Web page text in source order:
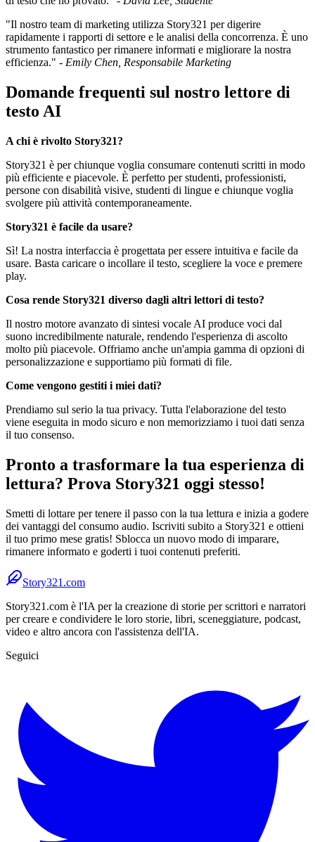
"Il nostro team di marketing utilizza Story321 per digerire
rapidamente i rapporti di settore e le analisi della concorrenza. È uno
strumento fantastico per rimanere informati e migliorare la nostra
efficienza." - Emily Chen, Responsabile Marketing
Domande frequenti sul nostro lettore di
testo AI
A chi è rivolto Story321?
Story321 è per chiunque voglia consumare contenuti scritti in modo
più efficiente e piacevole. È perfetto per studenti, professionisti,
persone con disabilità visive, studenti di lingue e chiunque voglia
svolgere più attività contemporaneamente.
Story321 è facile da usare?
Sì! La nostra interfaccia è progettata per essere intuitiva e facile da
usare. Basta caricare o incollare il testo, scegliere la voce e premere
play.
Cosa rende Story321 diverso dagli altri lettori di testo?
Il nostro motore avanzato di sintesi vocale AI produce voci dal
suono incredibilmente naturale, rendendo l'esperienza di ascolto
molto più piacevole. Offriamo anche un'ampia gamma di opzioni di
personalizzazione e supportiamo più formati di file.
Come vengono gestiti i miei dati?
Prendiamo sul serio la tua privacy. Tutta l'elaborazione del testo
viene eseguita in modo sicuro e non memorizziamo i tuoi dati senza
il tuo consenso.
Pronto a trasformare la tua esperienza di
lettura? Prova Story321 oggi stesso!
Smetti di lottare per tenere il passo con la tua lettura e inizia a godere
dei vantaggi del consumo audio. Iscriviti subito a Story321 e ottieni
il tuo primo mese gratis! Sblocca un nuovo modo di imparare,
rimanere informato e goderti i tuoi contenuti preferiti.
Story321.com
Story321.com è l'IA per la creazione di storie per scrittori e narratori
per creare e condividere le loro storie, libri, sceneggiature, podcast,
video e altro ancora con l'assistenza dell'IA.
Seguici